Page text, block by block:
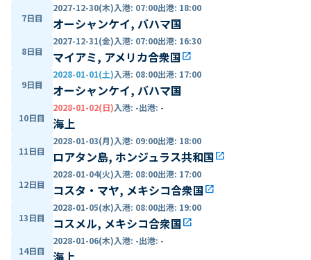
7日目
2027-12-30(木)入港: 07:00出港: 18:00
オーシャンケイ, バハマ国
8日目
2027-12-31(金)入港: 07:00出港: 16:30
マイアミ, アメリカ合衆国open_in_new
9日目
2028-01-01(土)入港: 08:00出港: 17:00
オーシャンケイ, バハマ国
10日目
2028-01-02(日)入港: -出港: -
海上
11日目
2028-01-03(月)入港: 09:00出港: 18:00
ロアタン島, ホンジュラス共和国open_in_new
12日目
2028-01-04(火)入港: 08:00出港: 17:00
コスタ・マヤ, メキシコ合衆国open_in_new
13日目
2028-01-05(水)入港: 08:00出港: 19:00
コスメル, メキシコ合衆国open_in_new
14日目
2028-01-06(木)入港: -出港: -
海上